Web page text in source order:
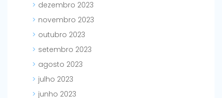
dezembro 2023
novembro 2023
outubro 2023
setembro 2023
agosto 2023
julho 2023
junho 2023